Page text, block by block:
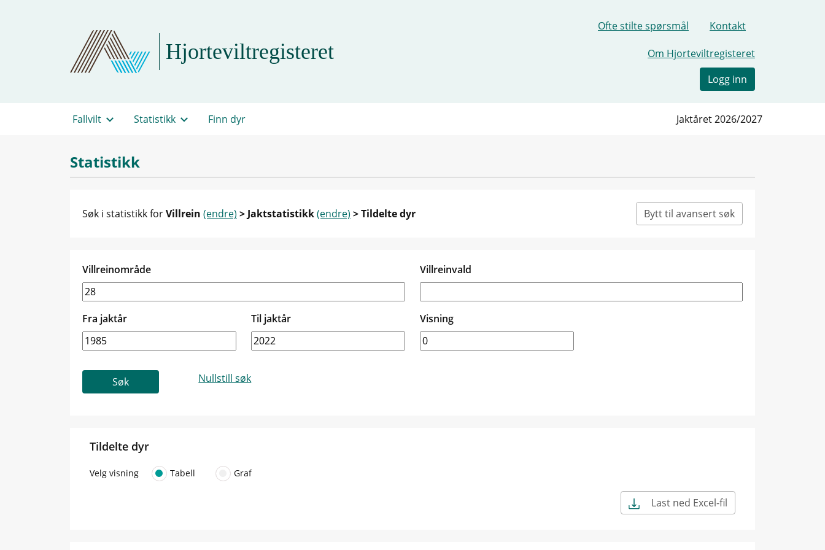
Hjorteviltregisteret
Ofte stilte spørsmål Kontakt
Om Hjorteviltregisteret
Logg inn
Fallvilt Statistikk Finn dyr Jaktåret 2026/2027
Statistikk
Søk i statistikk forVillrein (endre) > Jaktstatistikk(endre) > Tildelte dyr Bytt til avansert søk
Villreinområde Villreinvald
Fra jaktår Til jaktår Visning
Tildelte dyr
Velg visning Tabell Graf
Last ned Excel-fil